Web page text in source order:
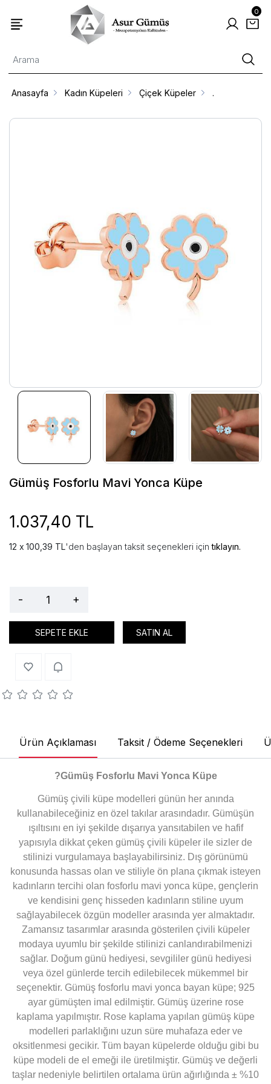
0
Anasayfa Kadın Küpeleri Çiçek Küpeler .
Gümüş Fosforlu Mavi Yonca Küpe
1.037,40 TL
100,39 TL'den başlayan taksit seçenekleri içintıklayın.
- +
SEPETE EKLE SATIN AL
Ürün Açıklaması Taksit / Ödeme Seçenekleri
?Gümüş Fosforlu Mavi Yonca Küpe
Gümüş çivili küpe modelleri günün her anında
kullanabileceğiniz en özel takılar arasındadır. Gümüşün
ışıltısını en iyi şekilde dışarıya yansıtabilen ve hafif
yapısıyla dikkat çeken gümüş çivili küpeler ile sizler de
stilinizi vurgulamaya başlayabilirsiniz. Dış görünümü
konusunda hassas olan ve stiliyle ön plana çıkmak isteyen
kadınların tercihi olan fosforlu mavi yonca küpe, gençlerin
ve kendisini genç hisseden kadınların stiline uyum
sağlayabilecek özgün modeller arasında yer almaktadır.
Zamansız tasarımlar arasında gösterilen çivili küpeler
modaya uyumlu bir şekilde stilinizi canlandırabilmenizi
sağlar. Doğum günü hediyesi, sevgililer günü hediyesi
veya özel günlerde tercih edilebilecek mükemmel bir
seçenektir. Gümüş fosforlu mavi yonca bayan küpe; 925
ayar gümüşten imal edilmiştir. Gümüş üzerine rose
kaplama yapılmıştır. Rose kaplama yapılan gümüş küpe
modelleri parlaklığını uzun süre muhafaza eder ve
oksitlenmesi gecikir. Tüm bayan küpelerde olduğu gibi bu
küpe modeli de el emeği ile üretilmiştir. Gümüş ve değerli
taşlar nedeniyle belirtilen ortalama ürün ağırlığında ± %10